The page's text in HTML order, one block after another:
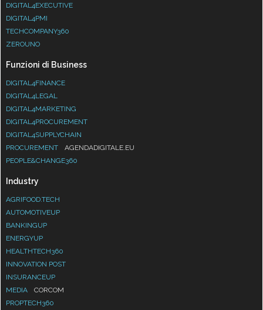
DIGITAL4EXECUTIVE
DIGITAL4PMI
TECHCOMPANY360
ZEROUNO
Funzioni di Business
DIGITAL4FINANCE
DIGITAL4LEGAL
DIGITAL4MARKETING
DIGITAL4PROCUREMENT
DIGITAL4SUPPLYCHAIN
PROCUREMENT
AGENDADIGITALE.EU
PEOPLE&CHANGE360
Industry
AGRIFOOD.TECH
AUTOMOTIVEUP
BANKINGUP
ENERGYUP
HEALTHTECH360
INNOVATION POST
INSURANCEUP
MEDIA
CORCOM
PROPTECH360